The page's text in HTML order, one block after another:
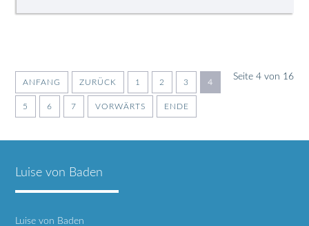
Seite 4 von 16
ANFANG ZURÜCK 1 2 3 4
5 6 7 VORWÄRTS ENDE
Luise von Baden
Luise von Baden